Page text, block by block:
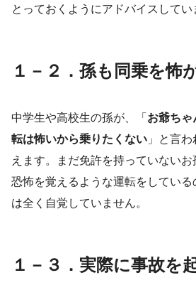
とっておくようにアドバイスしてい
１－２．孫も同乗を怖
中学生や高校生の孫が、「 お爺ちゃ
転は怖いから乗りたくない 」と言
えます。まだ免許を持っていないお
恐怖を覚えるような運転をしている
は全く自覚していません。
１－３．実際に事故を